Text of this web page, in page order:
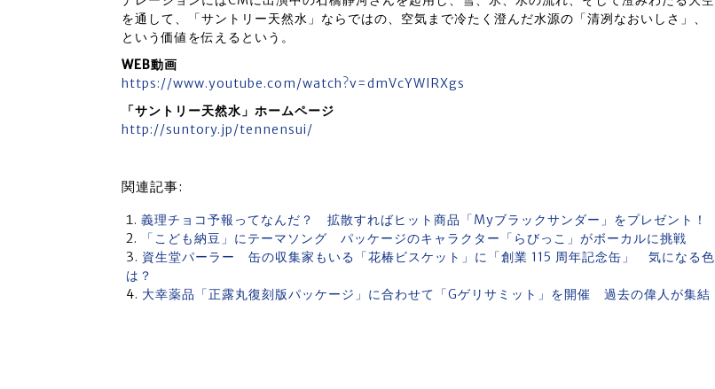
を通して、「サントリー天然水」ならではの、空気まで冷たく澄んだ水源の「清冽なおいしさ」、
という価値を伝えるという。
WEB動画
https://www.youtube.com/watch?v=dmVcYWIRXgs
「サントリー天然水」ホームページ
http://suntory.jp/tennensui/
関連記事:
義理チョコ予報ってなんだ？ 拡散すればヒット商品「Myブラックサンダー」をプレゼント！
「こども納豆」にテーマソング パッケージのキャラクター「らびっこ」がボーカルに挑戦
資生堂パーラー 缶の収集家もいる「花椿ビスケット」に「創業 115 周年記念缶」 気になる色
は？
大幸薬品「正露丸復刻版パッケージ」に合わせて「Gゲリサミット」を開催 過去の偉人が集結